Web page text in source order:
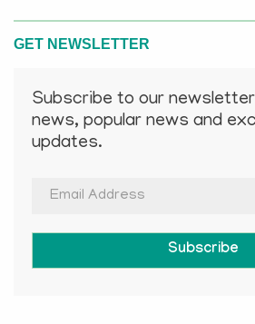
GET NEWSLETTER
Subscribe to our
news, popular news and
updates.
Subscribe